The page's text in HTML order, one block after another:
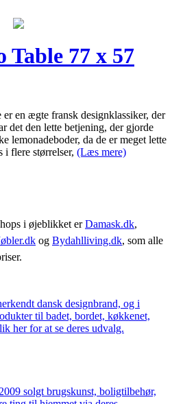
Table 77 x 57
en ægte fransk designklassiker, der
det den lette betjening, der gjorde
lemonadeboder, da de er meget lette
i flere størrelser, (Læs mere)
i øjeblikket erDamask.dk,
og Bydahlliving.dk, som alle
dansk designbrand, og i
til badet, bordet, køkkenet,
her for at se deres udvalg.
solgt brugskunst, boligtilbehør,